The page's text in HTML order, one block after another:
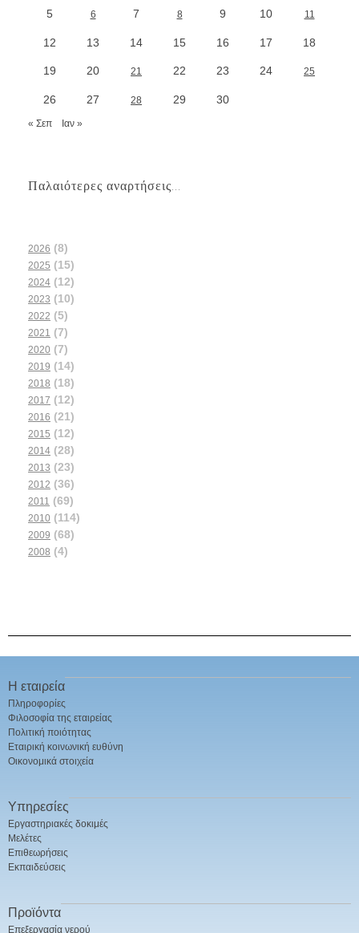
5 6 7 8 9 10 11
12 13 14 15 16 17 18
19 20 21 22 23 24 25
26 27 28 29 30
« Σεπ Ιαν »
Παλαιότερες αναρτήσεις...
2026 (8)
2025 (15)
2024 (12)
2023 (10)
2022 (5)
2021 (7)
2020 (7)
2019 (14)
2018 (18)
2017 (12)
2016 (21)
2015 (12)
2014 (28)
2013 (23)
2012 (36)
2011 (69)
2010 (114)
2009 (68)
2008 (4)
Η εταιρεία
Πληροφορίες
Φιλοσοφία της εταιρείας
Πολιτική ποιότητας
Εταιρική κοινωνική ευθύνη
Οικονομικά στοιχεία
Υπηρεσίες
Εργαστηριακές δοκιμές
Μελέτες
Επιθεωρήσεις
Εκπαιδεύσεις
Προϊόντα
Επεξεργασία νερού